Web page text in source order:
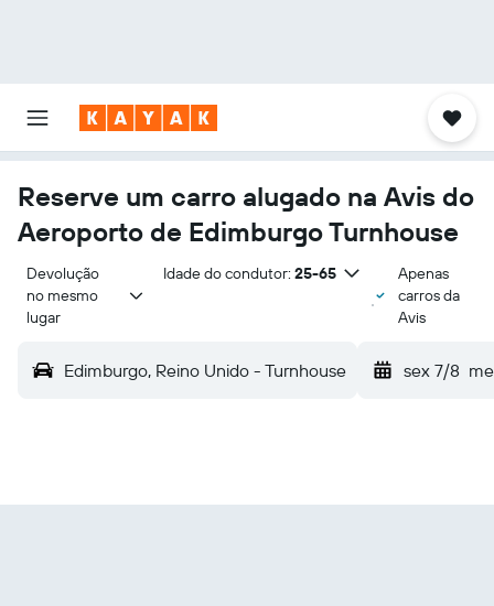
Reserve um carro alugado na Avis do
Aeroporto de Edimburgo Turnhouse
Devolução
no mesmo
lugar
Idade do condutor: 25-65
Apenas
carros da
Avis
Edimburgo, Reino Unido - Turnhouse sex 7/8